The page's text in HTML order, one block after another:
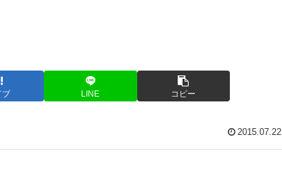
ブ LINE コピー
2015.07.22